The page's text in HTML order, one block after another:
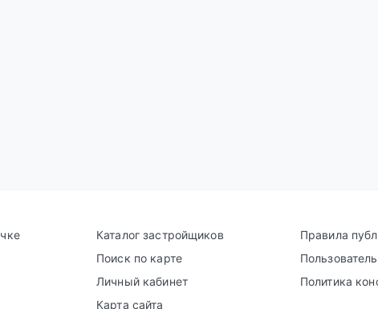
Каталог застройщиков
Поиск по карте
Личный кабинет
Карта сайта
Правила
Политика